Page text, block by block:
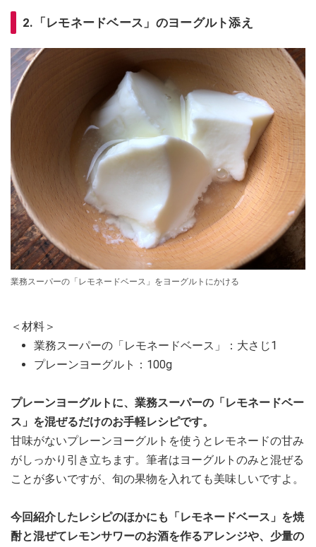
2.「レモネードベース」のヨーグルト添え
業務スーパーの「レモネードベース」をヨーグルトにかける
＜材料＞
業務スーパーの「レモネードベース」：大さじ1
プレーンヨーグルト：100g
プレーンヨーグルトに、業務スーパーの「レモネードベー
ス」を混ぜるだけのお手軽レシピです。
甘味がないプレーンヨーグルトを使うとレモネードの甘み
がしっかり引き立ちます。筆者はヨーグルトのみと混ぜる
ことが多いですが、旬の果物を入れても美味しいですよ。
今回紹介したレシピのほかにも「レモネードベース」を焼
酎と混ぜてレモンサワーのお酒を作るアレンジや、少量の